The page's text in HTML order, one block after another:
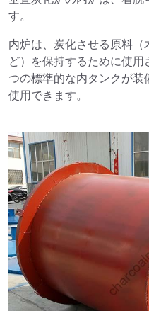
す。
内炉は、炭化させる原料
ど）を保持するために使
つの標準的な内タンクが
使用できます。